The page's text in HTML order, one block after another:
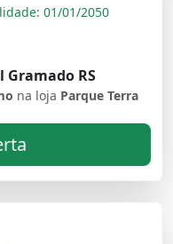
01/01/2050
Gramado RS
na loja Parque Terra